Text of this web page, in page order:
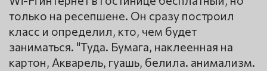
только на ресепшене. Он сразу построил
класс и определил, кто, чем будет
заниматься. "Туда. Бумага, наклеенная на
картон, Акварель, гуашь, белила. анимализм.